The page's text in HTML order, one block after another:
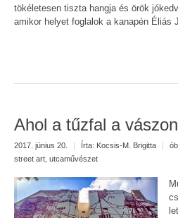
tökéletesen tiszta hangja és örök
amikor helyet foglalok a kanapén Éliás
Ahol a tűzfal a vászon
2017. június 20. | Írta: Kocsis-M. Brigitta |
street art utcaművészet